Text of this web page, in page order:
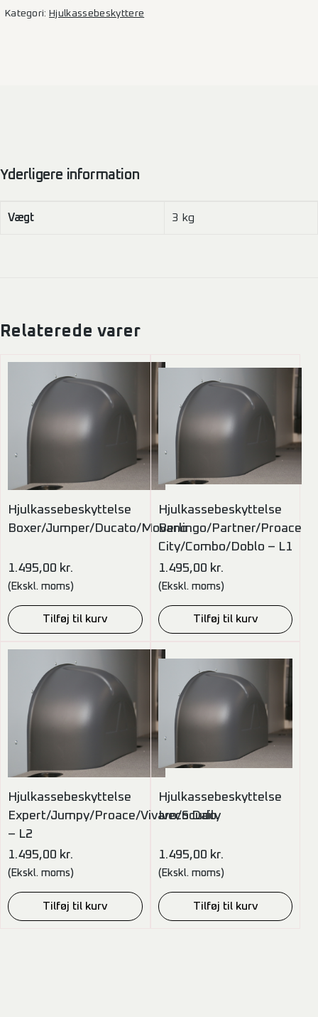
Kategori: Hjulkassebeskyttere
Yderligere information
Vægt 3 kg
Relaterede varer
Hjulkassebeskyttelse
Boxer/Jumper/Ducato/Movano
1.495,00 kr.
(Ekskl. moms)
Tilføj til kurv
Hjulkassebeskyttelse
Berlingo/Partner/Proace
City/Combo/Doblo – L1
1.495,00 kr.
(Ekskl. moms)
Tilføj til kurv
Hjulkassebeskyttelse
Expert/Jumpy/Proace/Vivaro/Scudo
– L2
1.495,00 kr.
(Ekskl. moms)
Tilføj til kurv
Hjulkassebeskyttelse
Iveco Daily
1.495,00 kr.
(Ekskl. moms)
Tilføj til kurv